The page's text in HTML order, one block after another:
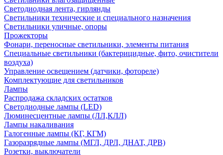
Светодиодная лента, гирлянды
Светильники технические и специального назначения
Светильники уличные, опоры
Прожекторы
Фонари, переносные светильники, элементы питания
Специальные светильники (бактерицидные, фито, очистители
воздуха)
Управление освещением (датчики, фотореле)
Комплектующие для светильников
Лампы
Распродажа складских остатков
Светодиодные лампы (LED)
Люминесцентные лампы (ЛЛ,КЛЛ)
Лампы накаливания
Галогенные лампы (КГ, КГМ)
Газоразрядные лампы (МГЛ, ДРЛ, ДНАТ, ДРВ)
Розетки, выключатели